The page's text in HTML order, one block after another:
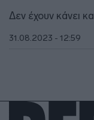
Δεν έχουν κάνει
31.08.2023 - 12:59